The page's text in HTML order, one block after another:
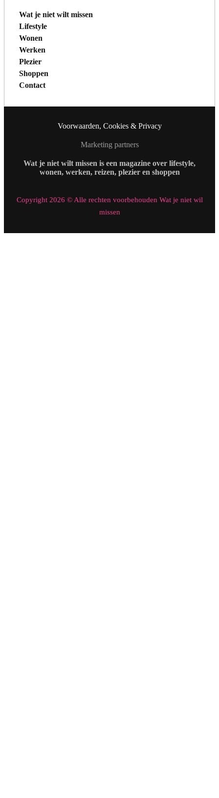
Wat je niet wilt missen
Lifestyle
Wonen
Werken
Plezier
Shoppen
Contact
Voorwaarden, Cookies & Privacy
Marketing partners
Wat je niet wilt missen is een magazine over lifestyle,
wonen, werken, reizen, plezier en shoppen
Copyright 2026 © Alle rechten voorbehouden Wat je niet wil
missen